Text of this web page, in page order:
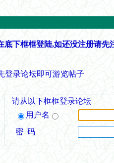
底下框框登陆,如还没注册请先
登录论坛即可游览帖子
请从以下框框登录论坛
用户名
密 码